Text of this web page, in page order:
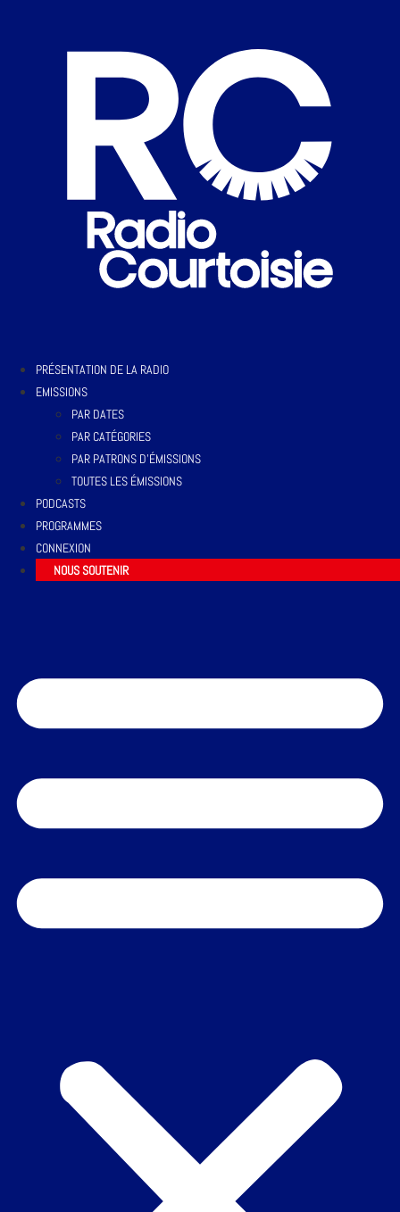
PRÉSENTATION DE LA RADIO
EMISSIONS
PAR DATES
PAR CATÉGORIES
PAR PATRONS D’ÉMISSIONS
TOUTES LES ÉMISSIONS
PODCASTS
PROGRAMMES
CONNEXION
NOUS SOUTENIR